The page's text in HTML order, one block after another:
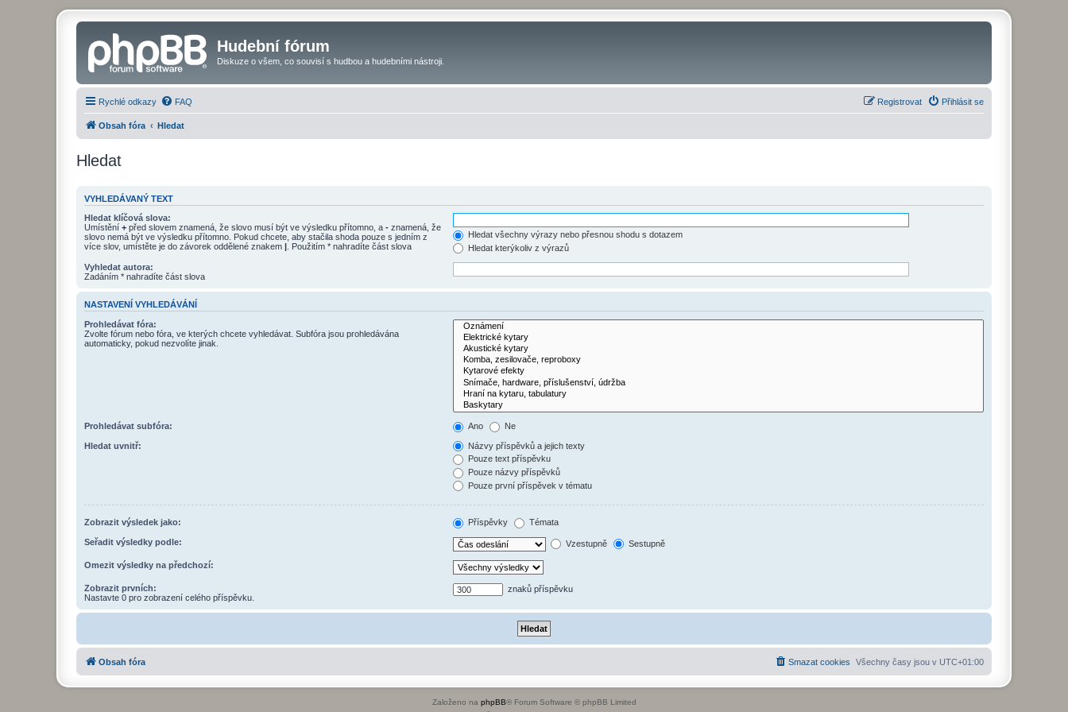
Hudební fórum
Diskuze o všem, co souvisí s hudbou a hudebními nástroji.
Rychlé odkazy FAQ Přihlásit se
Registrovat
Obsah fóra Hledat
Hledat
VYHLEDÁVANÝ TEXT
Hledat klíčová slova:
Umístění + před slovem znamená, že slovo musí být ve výsledku přítomno, a - znamená, že
slovo nemá být ve výsledku přítomno. Pokud chcete, aby stačila shoda pouze s jedním z
více slov, umístěte je do závorek oddělené znakem | . Použitím * nahradíte část slova
Hledat všechny výrazy nebo přesnou shodu s dotazem
Hledat kterýkoliv z výrazů
Vyhledat autora:
Zadáním * nahradíte část slova
NASTAVENÍ VYHLEDÁVÁNÍ
Prohledávat fóra:
Zvolte fórum nebo fóra, ve kterých chcete vyhledávat. Subfóra jsou prohledávána
automaticky, pokud nezvolíte jinak.
Prohledávat subfóra: Ano Ne
Hledat uvnitř:
Názvy příspěvků a jejich texty
Pouze text příspěvku
Pouze názvy příspěvků
Pouze první příspěvek v tématu
Zobrazit výsledek jako: Příspěvky Témata
Seřadit výsledky podle: Vzestupně Sestupně
Omezit výsledky na předchozí:
Zobrazit prvních:
Nastavte 0 pro zobrazení celého příspěvku.
znaků příspěvku
Obsah fóra Všechny časy jsou v UTC+01:00
Smazat cookies
Založeno na phpBB® Forum Software © phpBB Limited